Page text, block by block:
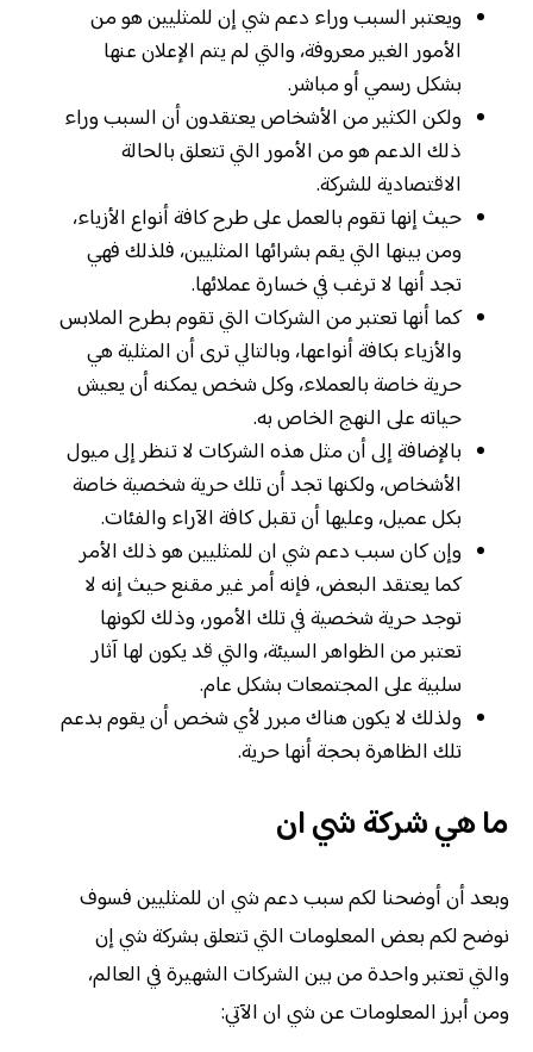
ويعتبر السبب وراء دعم شي إن للمثليين هو من
الأمور الغير معروفة، والتي لم يتم الإعلان عنها
بشكل رسمي أو مباشر.
ولكن الكثير من الأشخاص يعتقدون أن السبب وراء
ذلك الدعم هو من الأمور التي تتعلق بالحالة
الاقتصادية للشركة.
حيث إنها تقوم بالعمل على طرح كافة أنواع الأزياء،
ومن بينها التي يقم بشرائها المثليين، فلذلك فهي
تجد أنها لا ترغب في خسارة عملائها.
كما أنها تعتبر من الشركات التي تقوم بطرح الملابس
والأزياء بكافة أنواعها، وبالتالي ترى أن المثلية هي
حرية خاصة بالعملاء، وكل شخص يمكنه أن يعيش
حياته على النهج الخاص به.
بالإضافة إلى أن مثل هذه الشركات لا تنظر إلى ميول
الأشخاص، ولكنها تجد أن تلك حرية شخصية خاصة
بكل عميل، وعليها أن تقبل كافة الآراء والفئات.
وإن كان سبب دعم شي ان للمثليين هو ذلك الأمر
كما يعتقد البعض، فإنه أمر غير مقنع حيث إنه لا
توجد حرية شخصية في تلك الأمور، وذلك لكونها
تعتبر من الظواهر السيئة، والتي قد يكون لها آثار
سلبية على المجتمعات بشكل عام.
ولذلك لا يكون هناك مبرر لأي شخص أن يقوم بدعم
تلك الظاهرة بحجة أنها حرية.
ما هي شركة شي ان
وبعد أن أوضحنا لكم سبب دعم شي ان للمثليين فسوف
نوضح لكم بعض المعلومات التي تتعلق بشركة شي إن
والتي تعتبر واحدة من بين الشركات الشهيرة في العالم،
ومن أبرز المعلومات عن شي ان الآتي: